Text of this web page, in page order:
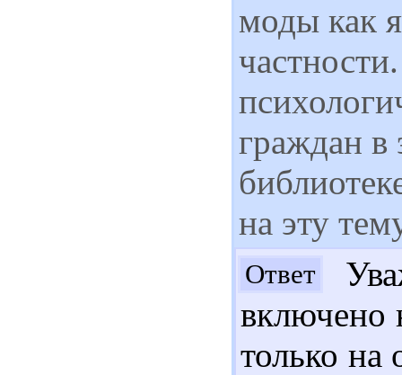
моды как
граждан в
на эту
Ответ
включено
только на